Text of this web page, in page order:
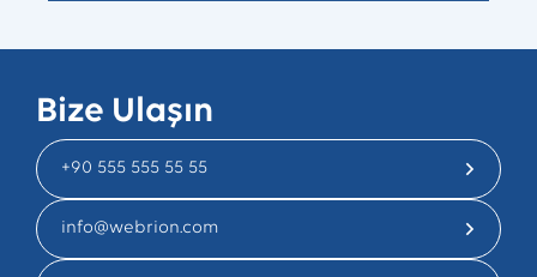
Bize Ulaşın
+90 555 555 55 55
info@webrion.com